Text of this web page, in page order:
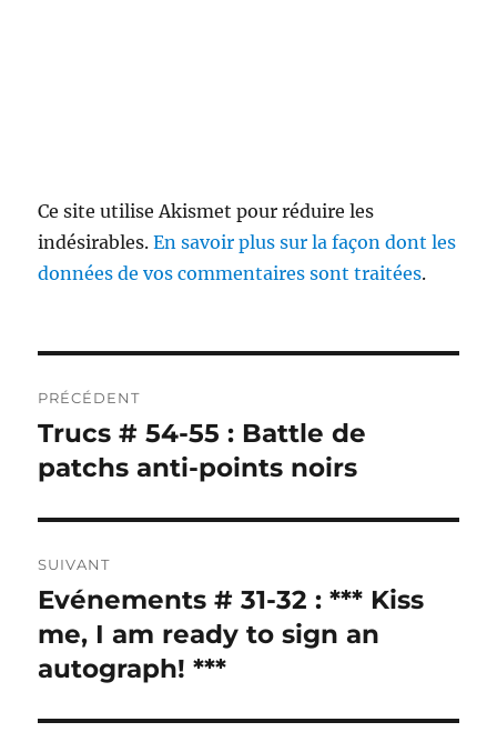
Ce site utilise Akismet pour réduire les
indésirables.En savoir plus sur la façon dont les
données de vos commentaires sont traitées.
de
l’article
PRÉCÉDENT
Publication
précédente :
Trucs # 54-55 : Battle de
patchs anti-points noirs
SUIVANT
Publication
suivante :
Evénements # 31-32 : *** Kiss
me, I am ready to sign an
autograph! ***